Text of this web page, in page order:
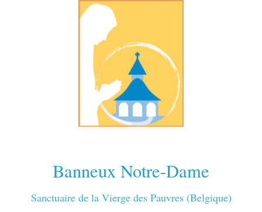
Banneux Notre-Dame
Sanctuaire de la Vierge des Pauvres (Belgique)